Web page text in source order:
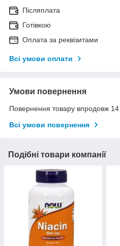
Післяплата
Готівкою
Оплата за реквізитами
Всі умови оплати
Умови повернення
Повернення товару впродовж 14
Всі умови повернення
Подібні товари компанії